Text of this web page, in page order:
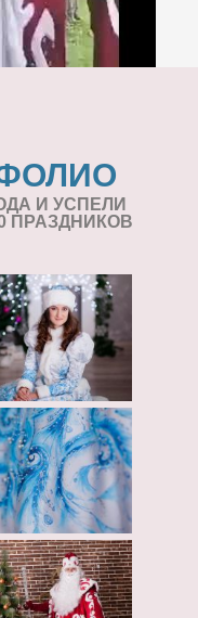
И УСПЕЛИ
ПРАЗДНИКОВ